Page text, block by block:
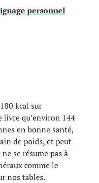
personnel
kcal sur
livre qu’environ 144
en bonne santé,
de poids, et peut
se résume pas à
comme le
nos tables.